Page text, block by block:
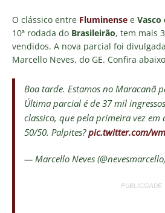
O clássico entre Fluminense e Vasco
10ª rodada do Brasileirão, tem mais
vendidos. A nova parcial foi
Marcello Neves, do GE. Confira
Boa tarde. Estamos no Maracanã
Última parcial é de 37 mil
classico, que pela primeira vez
50/50. Palpites?pic.twitter.com/
— Marcello Neves
PUBLICIDADE